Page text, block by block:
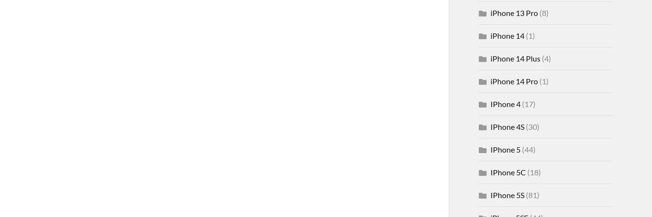
iPhone 13 Pro(8)
iPhone 14(1)
iPhone 14 Plus(4)
iPhone 14 Pro(1)
IPhone 4(17)
IPhone 4S(30)
IPhone 5(44)
IPhone 5C (18)
IPhone 5S(81)